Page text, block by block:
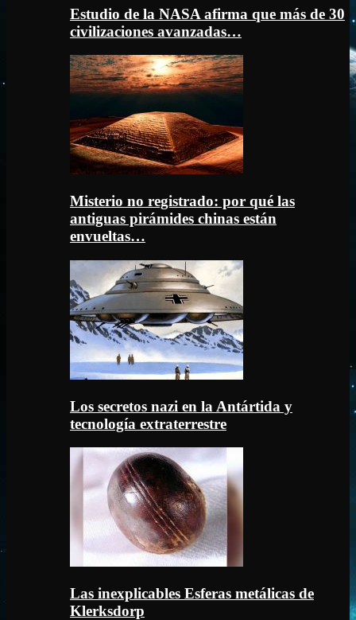
Estudio de la NASA afirma que más de 30
civilizaciones avanzadas…
Misterio no registrado: por qué las
antiguas pirámides chinas están
envueltas…
Los secretos nazi en la Antártida y
tecnología extraterrestre
Las inexplicables Esferas metálicas de
Klerksdorp